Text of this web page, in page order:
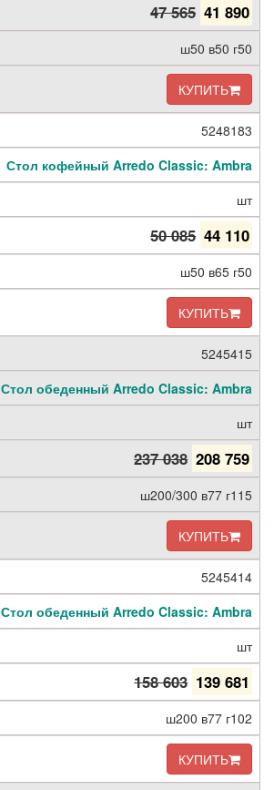
47 565 41 890
ш50 в50 г50
КУПИТЬ
5248183
Стол кофейный Arredo Classic: Ambra
шт
50 085 44 110
ш50 в65 г50
КУПИТЬ
5245415
Стол обеденный Arredo Classic: Ambra
шт
237 038 208 759
ш200/300 в77 г115
КУПИТЬ
5245414
Стол обеденный Arredo Classic: Ambra
шт
158 603 139 681
ш200 в77 г102
КУПИТЬ